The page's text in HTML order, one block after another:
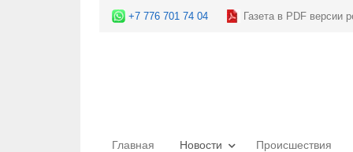
+7 776 701 74 04 Газета в PDF версии
Главная Новости Происшествия